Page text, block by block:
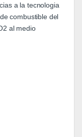
a la tecnologia
combustible del
al medio